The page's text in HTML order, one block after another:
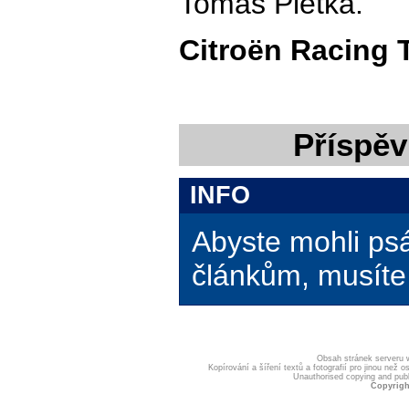
Citroën Racing
INFO
Abyste mohli
článkům,
Obsah stránek serveru
Kopírování a šíření textů a fotografií pro jinou než
Unauthorised copying and